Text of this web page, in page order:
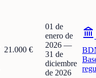
21.000 €
01 de
enero de
2026 —
31 de
diciembre
de 2026